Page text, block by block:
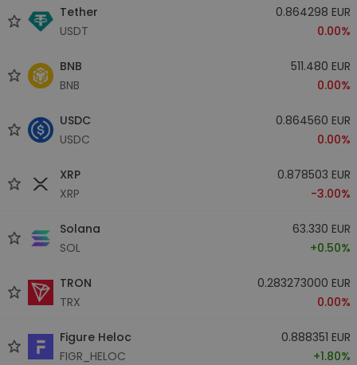
Tether
USDT
0.864298 EUR
0.00%
BNB
BNB
511.480 EUR
0.00%
USDC
USDC
0.864560 EUR
0.00%
XRP
XRP
0.878503 EUR
-3.00%
Solana
SOL
63.330 EUR
+0.50%
TRON
TRX
0.283273000 EUR
0.00%
Figure Heloc
FIGR_HELOC
0.888351 EUR
+1.80%